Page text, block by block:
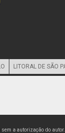
LITORAL DE SÃO
a autorização do